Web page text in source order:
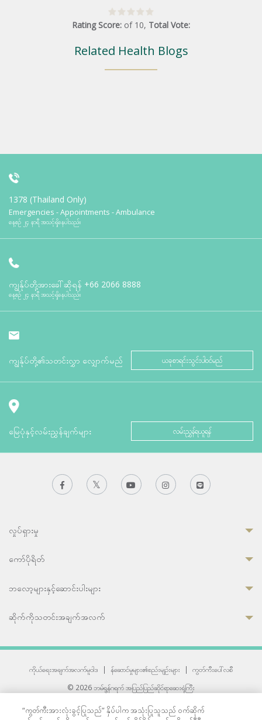
Rating Score: of 10, Total Vote:
Related Health Blogs
1378 (Thailand Only)
Emergencies - Appointments - Ambulance
နေ့စဉ် ၂၄ နာရီ အသင့်ရှိနေပါသည်။
ကျွန်ုပ်တို့အားခေါ်ဆိုရန် +66 2066 8888
နေ့စဉ် ၂၄ နာရီ အသင့်ရှိနေပါသည်။
ကျွန်ုပ်တို့၏သတင်းလွှာ လျှောက်မည် ယခုစာရင်းသွင်းပါဝင်မည်
မြေပုံနှင့်လမ်းညွှန်ချက်များ လမ်းညွှန်ရယူရန်
လှုပ်ရှားမှု
ကော်ပိုရိတ်
ဘလော့များနှင့်ဆောင်းပါးများ
ဆိုက်ကိုသတင်းအချက်အလက်
ကိုယ်ရေးအချက်အလက်မူဝါဒ | န်ဆောင်မှုများ၏စည်းမျဉ်းများ |
ကွတ်ကီးပေါ်လစီ
© 2026 ဘမ်ရွန်ဂရက် အပြည်ပြည်ဆိုင်ရာဆေးရုံကြီး
“ကွတ်ကီးအားလုံးခွင့်ပြုသည်” နှိပ်ပါက အသုံးပြုသူသည် ဝက်ဆိုက်